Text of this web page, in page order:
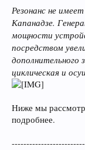
Резонанс не
Капанадзе.
мощности
посредством
дополнительного
циклическая и
Ниже мы
подробнее.